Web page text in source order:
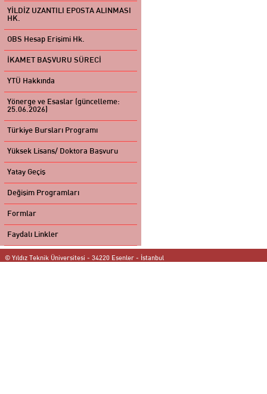
YİLDİZ UZANTILI EPOSTA ALINMASI
HK.
OBS Hesap Erişimi Hk.
İKAMET BAŞVURU SÜRECİ
YTÜ Hakkında
Yönerge ve Esaslar (güncelleme:
25.06.2026)
Türkiye Bursları Programı
Yüksek Lisans/ Doktora Başvuru
Yatay Geçiş
Değişim Programları
Formlar
Faydalı Linkler
© Yıldız Teknik Üniversitesi - 34220 Esenler - İstanbul